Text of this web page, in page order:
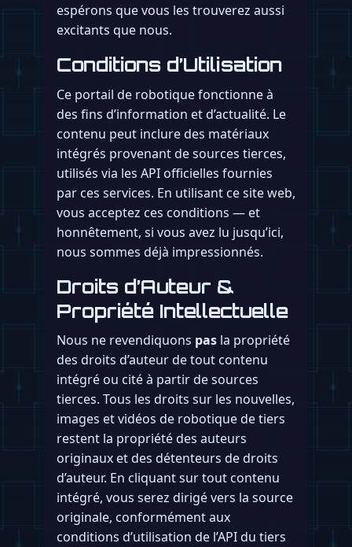
espérons que vous les trouverez aussi
excitants que nous.
Conditions d’Utilisation
Ce portail de robotique fonctionne à
des fins d’information et d’actualité. Le
contenu peut inclure des matériaux
intégrés provenant de sources tierces,
utilisés via les API officielles fournies
par ces services. En utilisant ce site web,
vous acceptez ces conditions — et
honnêtement, si vous avez lu jusqu’ici,
nous sommes déjà impressionnés.
Droits d’Auteur &
Propriété Intellectuelle
Nous ne revendiquons pas la propriété
des droits d’auteur de tout contenu
intégré ou cité à partir de sources
tierces. Tous les droits sur les nouvelles,
images et vidéos de robotique de tiers
restent la propriété des auteurs
originaux et des détenteurs de droits
d’auteur. En cliquant sur tout contenu
intégré, vous serez dirigé vers la source
originale, conformément aux
conditions d’utilisation de l’API du tiers